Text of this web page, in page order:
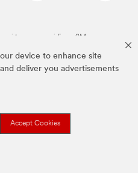
device to enhance site
deliver you advertisements
Accept Cookies
towarowymi firmy 3M.